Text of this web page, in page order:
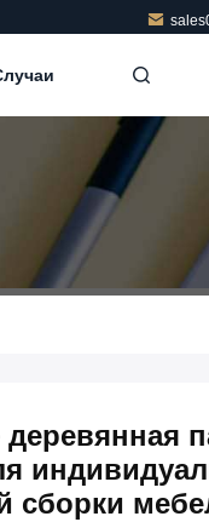
деревянная
сборки